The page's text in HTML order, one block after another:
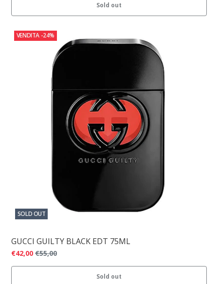
Sold out
VENDITA -24%
SOLD OUT
GUCCI GUILTY BLACK EDT 75ML
€42,00 €55,00
Sold out